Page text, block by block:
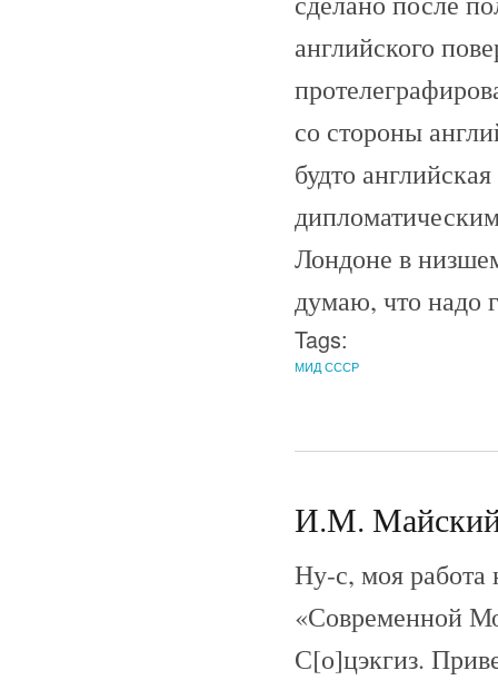
английского
со стороны
будто
Лондоне в
думаю, что надо
Tags:
МИД СССР
И.М. Майский
Ну-с, моя работа
«Современной
С[о]цэкгиз.